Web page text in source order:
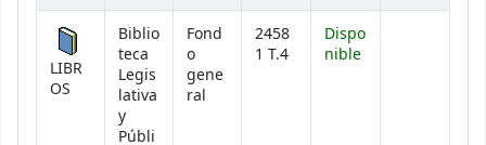
LIBR
OS
Biblio
teca
Legis
lativa
y
Públi
Fond
o
gene
ral
2458
1 T.4
Dispo
nible